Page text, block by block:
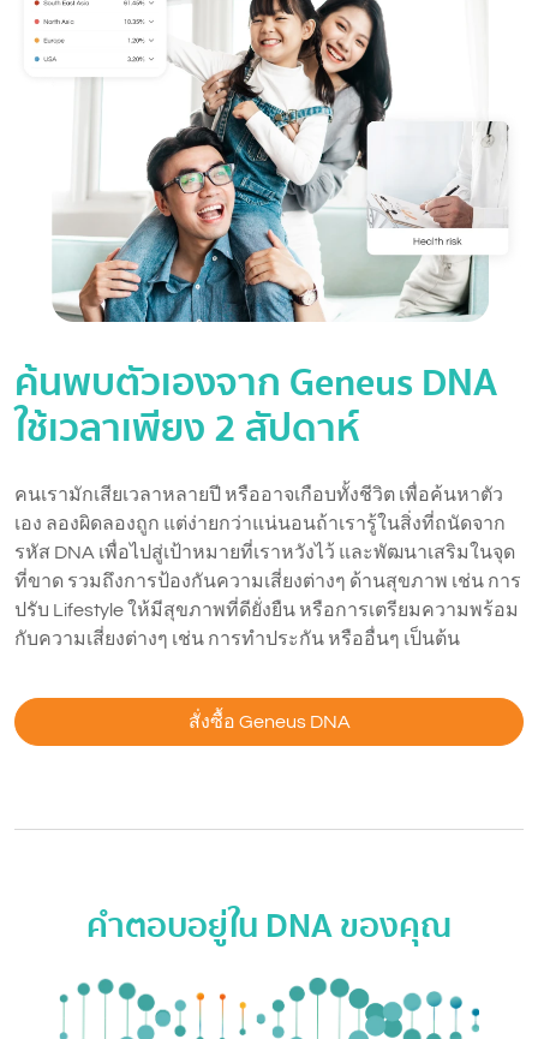
ค้นพบตัวเองจาก Geneus DNA
ใช้เวลาเพียง 2 สัปดาห์
คนเรามักเสียเวลาหลายปี หรืออาจเกือบทั้งชีวิต เพื่อค้นหาตัว
เอง ลองผิดลองถูก แต่ง่ายกว่าแน่นอนถ้าเรารู้ในสิ่งที่ถนัดจาก
รหัส DNA เพื่อไปสู่เป้าหมายที่เราหวังไว้ และพัฒนาเสริมในจุด
ที่ขาด รวมถึงการป้องกันความเสี่ยงต่างๆ ด้านสุขภาพ เช่น การ
ปรับ Lifestyle ให้มีสุขภาพที่ดียั่งยืน หรือการเตรียมความพร้อม
กับความเสี่ยงต่างๆ เช่น การทำประกัน หรืออื่นๆ เป็นต้น
สั่งซื้อ Geneus DNA
คำตอบอยู่ใน DNA ของคุณ